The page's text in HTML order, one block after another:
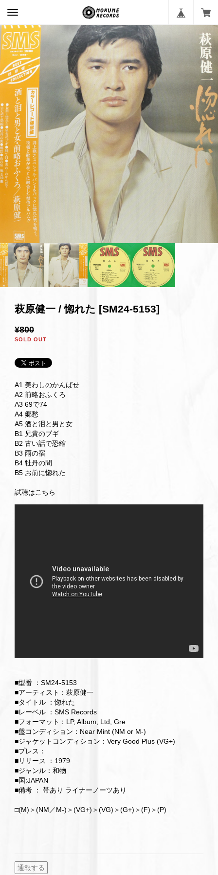
萩原健一 / 惚れた [SM24-5153]
¥800
SOLD OUT
A1 美わしのかんばせ
A2 前略おふくろ
A3 69で74
A4 郷愁
A5 酒と泪と男と女
B1 兄貴のブギ
B2 古い話で恐縮
B3 雨の宿
B4 牡丹の間
B5 お前に惚れた
試聴はこちら
■型番 ：SM24-5153
■アーティスト：萩原健一
■タイトル ：惚れた
■レーベル ：SMS Records
■フォーマット：LP, Album, Ltd, Gre
■盤コンディション：Near Mint (NM or M-)
■ジャケットコンディション：Very Good Plus (VG+)
■プレス：
■リリース ：1979
■ジャンル：和物
■国:JAPAN
■備考 ： 帯あり ライナーノーツあり
□(M)＞(NM／M-)＞(VG+)＞(VG)＞(G+)＞(F)＞(P)
通報する